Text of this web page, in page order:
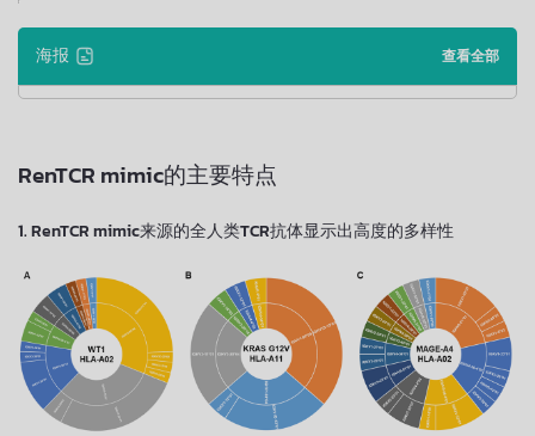
海报 查看全部
RenTCR mimic的主要特点
1. RenTCR mimic来源的全人类TCR抗体显示出高度的多样性